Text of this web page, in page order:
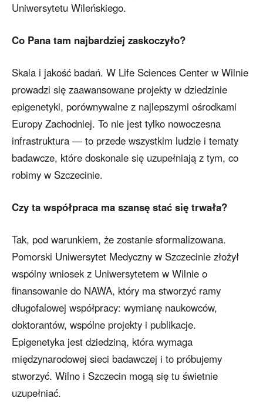
Uniwersytetu Wileńskiego.
Co Pana tam najbardziej zaskoczyło?
Skala i jakość badań. W Life Sciences Center w Wilnie
prowadzi się zaawansowane projekty w dziedzinie
epigenetyki, porównywalne z najlepszymi ośrodkami
Europy Zachodniej. To nie jest tylko nowoczesna
infrastruktura — to przede wszystkim ludzie i tematy
badawcze, które doskonale się uzupełniają z tym, co
robimy w Szczecinie.
Czy ta współpraca ma szansę stać się trwała?
Tak, pod warunkiem, że zostanie sformalizowana.
Pomorski Uniwersytet Medyczny w Szczecinie złożył
wspólny wniosek z Uniwersytetem w Wilnie o
finansowanie do NAWA, który ma stworzyć ramy
długofalowej współpracy: wymianę naukowców,
doktorantów, wspólne projekty i publikacje.
Epigenetyka jest dziedziną, która wymaga
międzynarodowej sieci badawczej i to próbujemy
stworzyć. Wilno i Szczecin mogą się tu świetnie
uzupełniać.